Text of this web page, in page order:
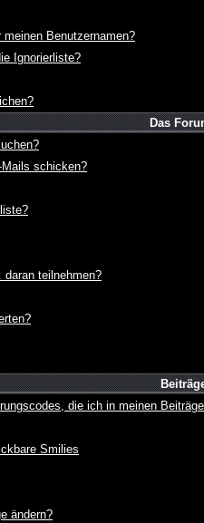
Benutzernamen?
Ignorierliste?
Das
Mails schicken?
daran teilnehmen?
die ich in meinen
Smilies
ändern?